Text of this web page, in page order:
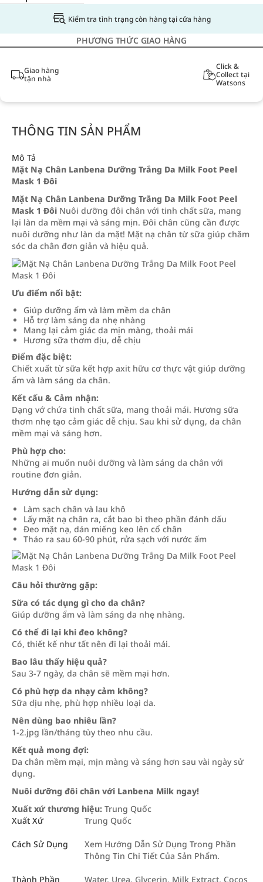
Kiểm tra tình trạng còn hàng tại cửa hàng
PHƯƠNG THỨC GIAO HÀNG
Giao hàng
tận nhà
Click &
Collect tại
Watsons
THÔNG TIN SẢN PHẨM
Mô Tả
Mặt Nạ Chân Lanbena Dưỡng Trắng Da Milk Foot Peel
Mask 1 Đôi
Mặt Nạ Chân Lanbena Dưỡng Trắng Da Milk Foot Peel
Mask 1 Đôi Nuôi dưỡng đôi chân với tinh chất sữa, mang
lại làn da mềm mại và sáng mịn. Đôi chân cũng cần được
nuôi dưỡng như làn da mặt! Mặt nạ chân từ sữa giúp chăm
sóc da chân đơn giản và hiệu quả.
Ưu điểm nổi bật:
Giúp dưỡng ẩm và làm mềm da chân
Hỗ trợ làm sáng da nhẹ nhàng
Mang lại cảm giác da mịn màng, thoải mái
Hương sữa thơm dịu, dễ chịu
Điểm đặc biệt:
Chiết xuất từ sữa kết hợp axit hữu cơ thực vật giúp dưỡng
ẩm và làm sáng da chân.
Kết cấu & Cảm nhận:
Dạng vớ chứa tinh chất sữa, mang thoải mái. Hương sữa
thơm nhẹ tạo cảm giác dễ chịu. Sau khi sử dụng, da chân
mềm mại và sáng hơn.
Phù hợp cho:
Những ai muốn nuôi dưỡng và làm sáng da chân với
routine đơn giản.
Hướng dẫn sử dụng:
Làm sạch chân và lau khô
Lấy mặt nạ chân ra, cắt bao bì theo phần đánh dấu
Đeo mặt nạ, dán miếng keo lên cổ chân
Tháo ra sau 60-90 phút, rửa sạch với nước ấm
Câu hỏi thường gặp:
Sữa có tác dụng gì cho da chân?
Giúp dưỡng ẩm và làm sáng da nhẹ nhàng.
Có thể đi lại khi đeo không?
Có, thiết kế như tất nên đi lại thoải mái.
Bao lâu thấy hiệu quả?
Sau 3-7 ngày, da chân sẽ mềm mại hơn.
Có phù hợp da nhạy cảm không?
Sữa dịu nhẹ, phù hợp nhiều loại da.
Nên dùng bao nhiêu lần?
1-2.jpg lần/tháng tùy theo nhu cầu.
Kết quả mong đợi:
Da chân mềm mại, mịn màng và sáng hơn sau vài ngày sử
dụng.
Nuôi dưỡng đôi chân với Lanbena Milk ngay!
Xuất xứ thương hiệu: Trung Quốc
Xuất Xứ
Trung Quốc
Cách Sử Dụng
Xem Hướng Dẫn Sử Dụng Trong Phần
Thông Tin Chi Tiết Của Sản Phẩm.
Thành Phần Water, Urea, Glycerin, Milk Extract, Cocos